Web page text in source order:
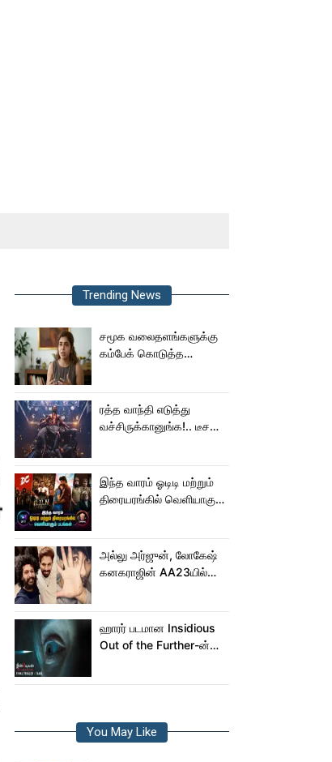
Trending News
சமூக வலைதளங்களுக்கு
கம்பேக் கொடுத்த
ரத்த வாந்தி எடுத்து
வச்சிருக்கானுங்க!.. டீசரை
பிழைக்குமா?
இந்த வாரம் ஓடிடி மற்றும்
திரையரங்கில் வெளியாகும்
அல்லு அர்ஜுன், லோகேஷ்
கனகராஜின் AA23யில்
ஹாரர் படமான Insidious
Out of the Further-ன்
You May Like